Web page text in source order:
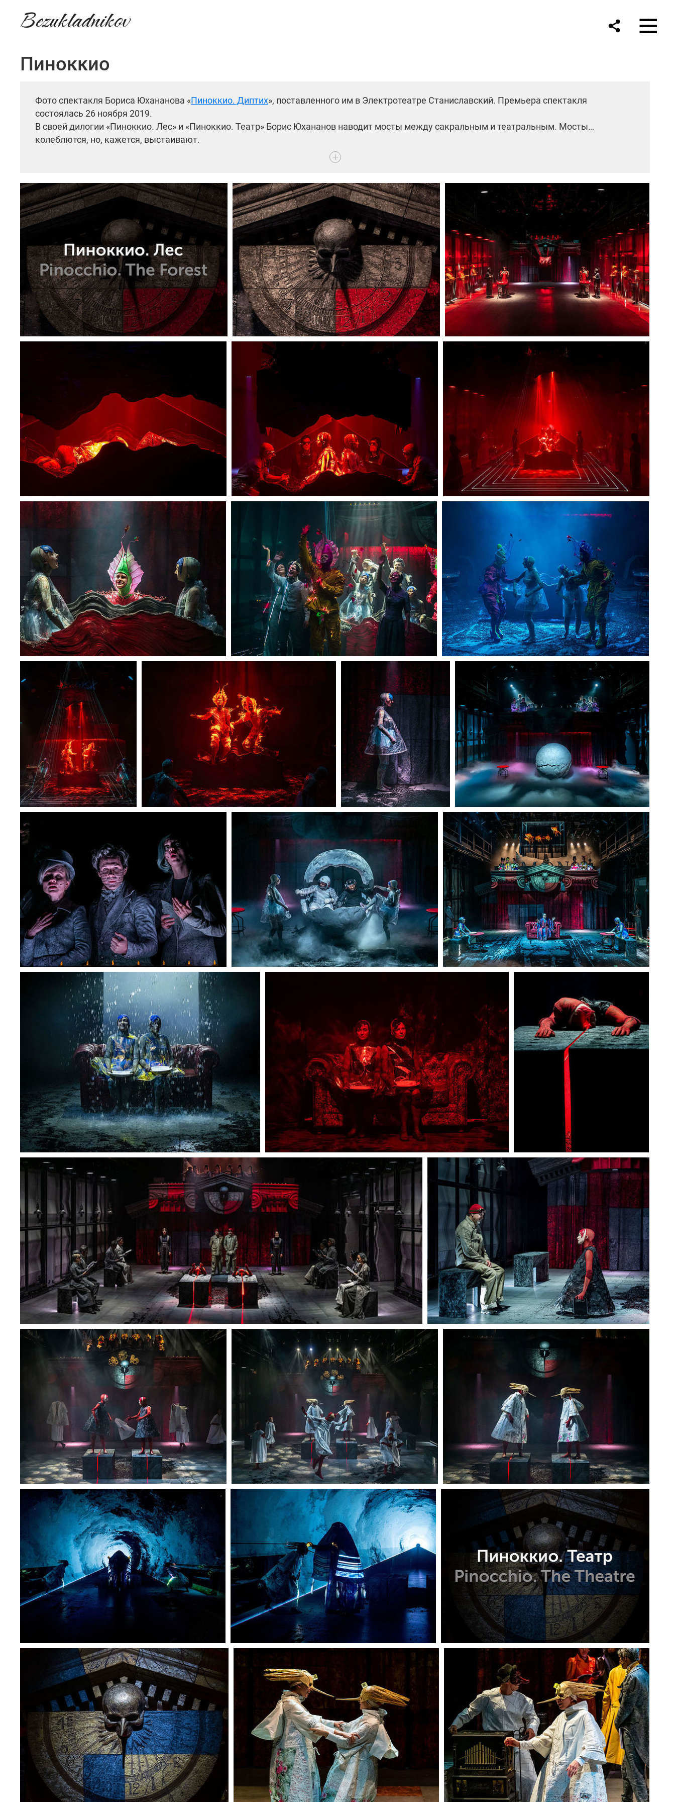
Bezukladnikov
Пиноккио
Фото спектакля Бориса Юхананова «Пиноккио. Диптих», поставленного им в Электротеатре Станиславский. Премьера спектакля
состоялась 26 ноября 2019.
В своей дилогии «Пиноккио. Лес» и «Пиноккио. Театр» Борис Юхананов наводит мосты между сакральным и театральным. Мосты
колеблются, но, кажется, выстаивают.
Театр вышел из обрядовых игрищ и вынес с собой, как Прометей, искру огня. Вероятно, именно из-за этой искры так конфликтуют до сих
пор священное и театральное, сакральная традиция и эстетическое новшество. Юхананов проделывает работу по развороту этого
Для этой операции режиссер (вместе с драматургом Андреем Вишневским) выбирает сюжет о Пиноккио. Сказка, написанная Коллоди в
конце XIX века, отразила процесс урбанизации Италии, когда незадачливые крестьяне хлынули в город, где с ними случались забавные и
трагические истории. В этом смысле поучительная история о Пиноккио, деревянном мальчике, который хочет стать живым, — довольно
прозрачная аллегория социального лифта.